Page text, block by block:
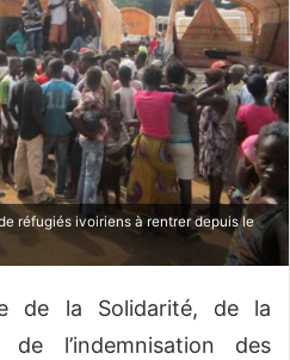
réfugiés ivoiriens à rentrer depuis le
de la Solidarité, de la
l’indemnisation des